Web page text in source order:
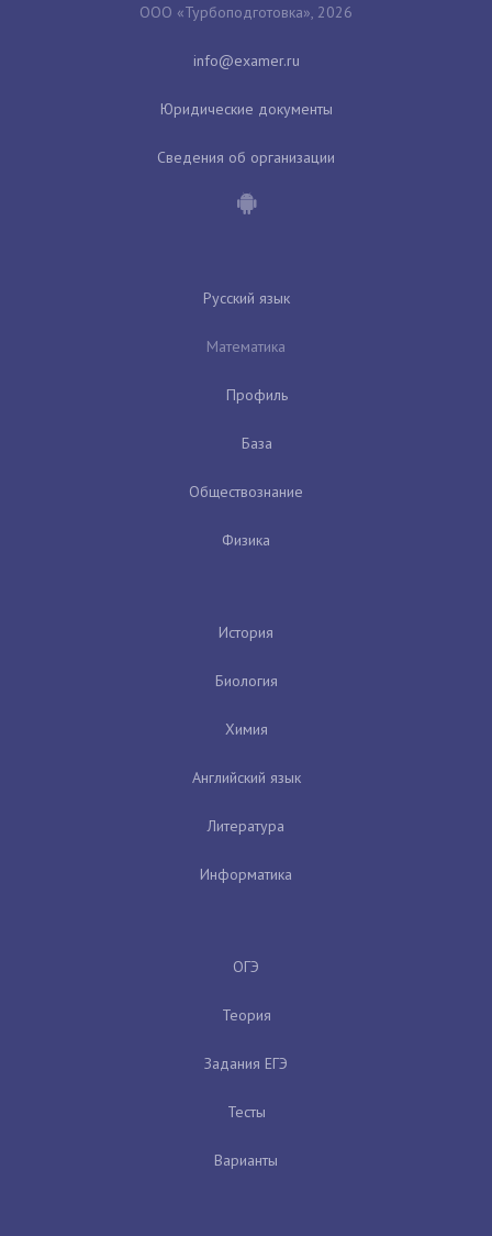
ООО «Турбоподготовка», 2026
Юридические документы
Сведения об организации
Русский язык
Математика
Профиль
База
Обществознание
Физика
История
Биология
Химия
Английский язык
Литература
Информатика
ОГЭ
Теория
Задания ЕГЭ
Тесты
Варианты